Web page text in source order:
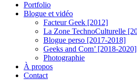
Portfolio
Blogue et vidéo
Facteur Geek [2012]
La Zone TechnoCulturelle
Blogue perso [2017-2018]
Geeks and Com’ [2018-2020]
Photographie
À propos
Contact